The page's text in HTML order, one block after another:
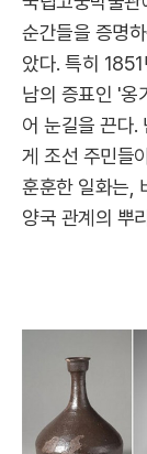
순간들을 증명
았다. 특히
남의 증표인 '옹
어 눈길을 끈다.
게 조선 주민들
훈훈한 일화는,
양국 관계의 뿌